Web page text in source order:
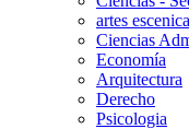
artes
Ciencias
Economía
Arquitectura
Derecho
Psicologia